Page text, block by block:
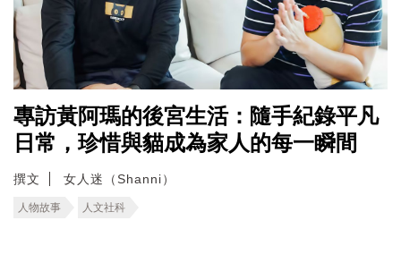
專訪黃阿瑪的後宮生活：隨手紀錄平凡
日常，珍惜與貓成為家人的每一瞬間
撰文 女人迷（Shanni）
人物故事 人文社科